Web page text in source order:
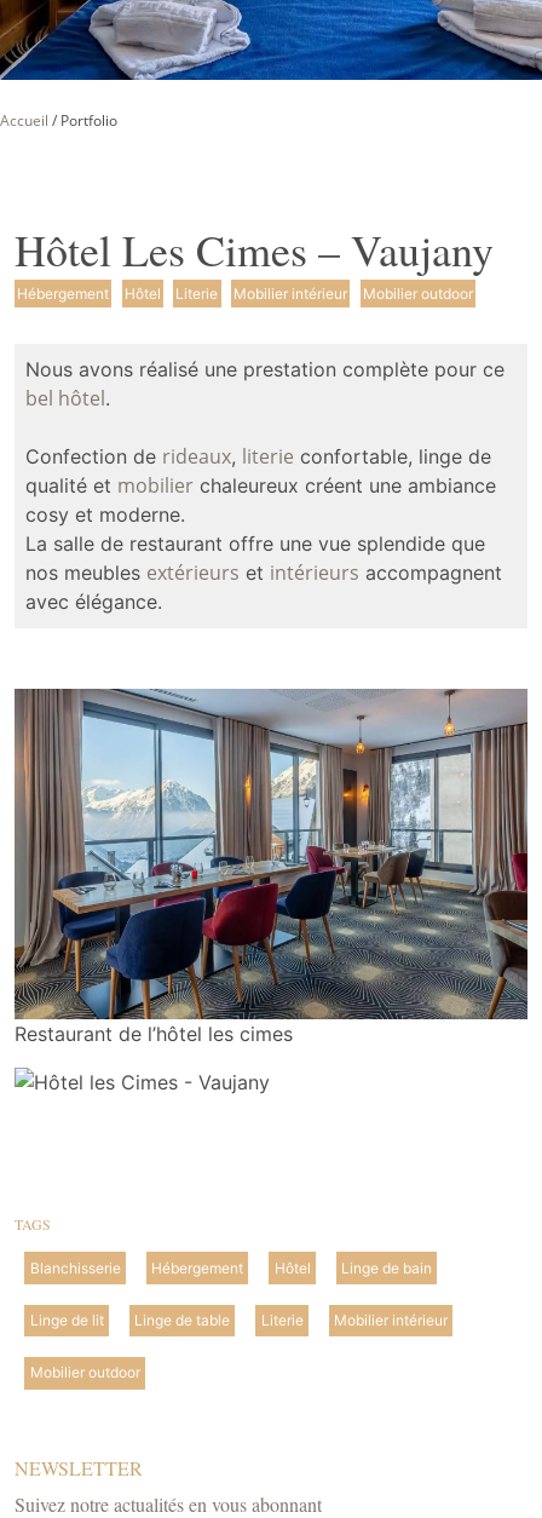
Accueil / Portfolio
Hôtel Les Cimes – Vaujany
Hébergement Hôtel Literie Mobilier intérieur Mobilier outdoor
Nous avons réalisé une prestation complète pour ce
bel hôtel.
Confection de rideaux, literie confortable, linge de
qualité et mobilier chaleureux créent une ambiance
cosy et moderne.
La salle de restaurant offre une vue splendide que
nos meubles extérieurs et intérieurs accompagnent
avec élégance.
Restaurant de l’hôtel les cimes
TAGS
Blanchisserie Hébergement Hôtel Linge de bain
Linge de lit Linge de table Literie Mobilier intérieur
Mobilier outdoor
NEWSLETTER
Suivez notre actualités en vous abonnant